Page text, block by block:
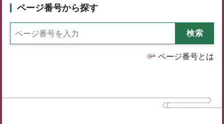
ページ番号から探す
ページ番号とは